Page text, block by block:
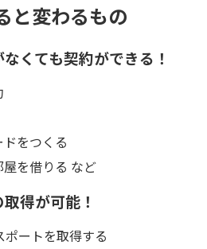
と変わるもの
くても契約ができる！
をつくる
を借りる など
得が可能！
ートを取得する